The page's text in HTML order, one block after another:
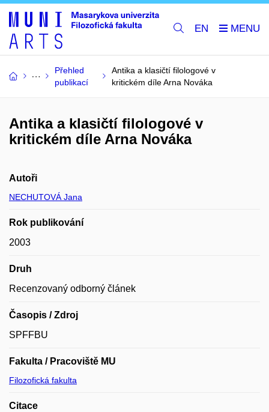
EN
Přehled
publikací
Antika a klasičtí filologové v
kritickém díle Arna Nováka
Antika a klasičtí filologové v
kritickém díle Arna Nováka
Autoři
NECHUTOVÁ Jana
Rok publikování
2003
Druh
Recenzovaný odborný článek
Časopis / Zdroj
SPFFBU
Fakulta / Pracoviště MU
Filozofická fakulta
Citace